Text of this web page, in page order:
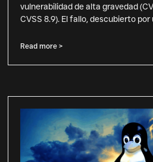
vulnerabilidad de alta gravedad
CVSS 8.9). El fallo, descubierto por
Read more >